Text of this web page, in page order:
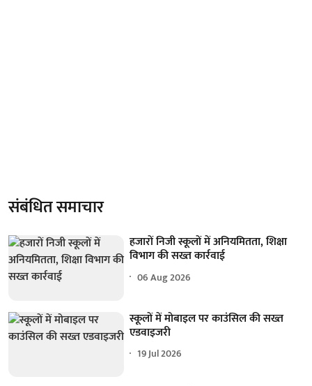
संबंधित समाचार
हजारों निजी स्कूलों में अनियमितता, शिक्षा
विभाग की सख्त कार्रवाई
06 Aug 2026
स्कूलों में मोबाइल पर काउंसिल की सख्त
एडवाइजरी
19 Jul 2026